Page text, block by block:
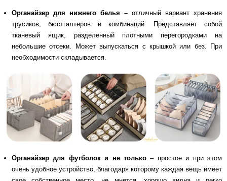
Органайзер для нижнего белья – отличный вариант хранения
трусиков, бюстгалтеров и комбинаций. Представляет собой
тканевый ящик, разделенный плотными перегородками на
небольшие отсеки. Может выпускаться с крышкой или без. При
необходимости складывается.
Органайзер для футболок и не только – простое и при этом
очень удобное устройство, благодаря которому каждая вещь имеет